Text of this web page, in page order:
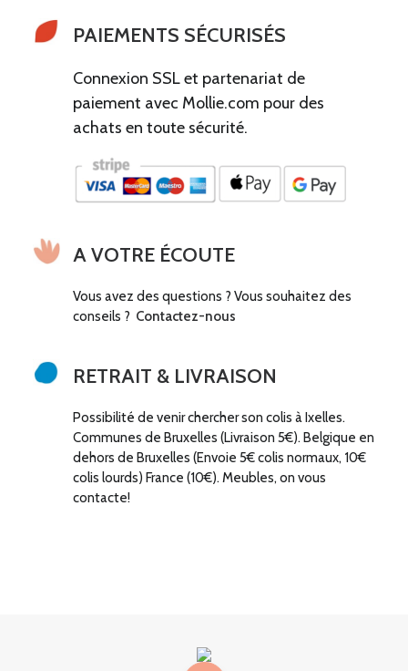
PAIEMENTS SÉCURISÉS
Connexion SSL et partenariat de
paiement avec Mollie.com pour des
achats en toute sécurité.
A VOTRE ÉCOUTE
Vous avez des questions ? Vous souhaitez des
conseils ? Contactez-nous
RETRAIT & LIVRAISON
Possibilité de venir chercher son colis à Ixelles.
Communes de Bruxelles (Livraison 5€). Belgique en
dehors de Bruxelles (Envoie 5€ colis normaux, 10€
colis lourds) France (10€). Meubles, on vous
contacte!